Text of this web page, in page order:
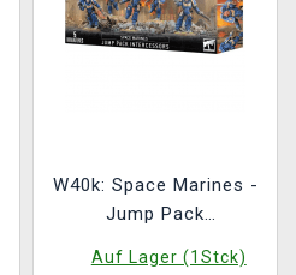
W40k: Space Marines -
Jump Pack
Auf Lager (1Stck)